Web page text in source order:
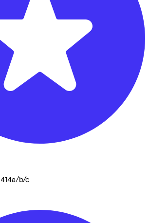
414a/b/c